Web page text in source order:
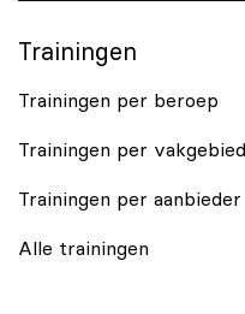
Trainingen
Trainingen per beroep
Trainingen per vakgebied
Trainingen per aanbieder
Alle trainingen